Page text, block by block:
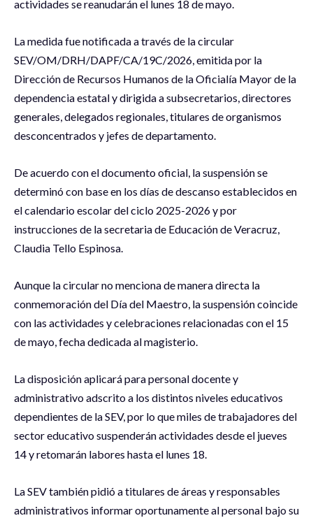
actividades se reanudarán el lunes 18 de mayo.
La medida fue notificada a través de la circular
SEV/OM/DRH/DAPF/CA/19C/2026, emitida por la
Dirección de Recursos Humanos de la Oficialía Mayor de la
dependencia estatal y dirigida a subsecretarios, directores
generales, delegados regionales, titulares de organismos
desconcentrados y jefes de departamento.
De acuerdo con el documento oficial, la suspensión se
determinó con base en los días de descanso establecidos en
el calendario escolar del ciclo 2025-2026 y por
instrucciones de la secretaria de Educación de Veracruz,
Claudia Tello Espinosa.
Aunque la circular no menciona de manera directa la
conmemoración del Día del Maestro, la suspensión coincide
con las actividades y celebraciones relacionadas con el 15
de mayo, fecha dedicada al magisterio.
La disposición aplicará para personal docente y
administrativo adscrito a los distintos niveles educativos
dependientes de la SEV, por lo que miles de trabajadores del
sector educativo suspenderán actividades desde el jueves
14 y retomarán labores hasta el lunes 18.
La SEV también pidió a titulares de áreas y responsables
administrativos informar oportunamente al personal bajo su